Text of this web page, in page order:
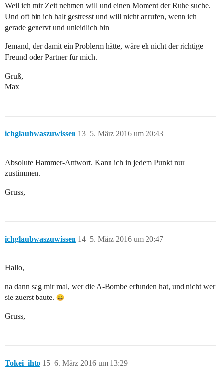
Weil ich mir Zeit nehmen will und einen Moment der Ruhe suche.
Und oft bin ich halt gestresst und will nicht anrufen, wenn ich
gerade genervt und unleidlich bin.
Jemand, der damit ein Problerm hätte, wäre eh nicht der richtige
Freund oder Partner für mich.
Gruß,
Max
ichglaubwaszuwissen 5. März 2016 um 20:43
13
Absolute Hammer-Antwort. Kann ich in jedem Punkt nur
zustimmen.
Gruss,
ichglaubwaszuwissen 5. März 2016 um 20:47
14
Hallo,
na dann sag mir mal, wer die A-Bombe erfunden hat, und nicht wer
sie zuerst baute.
Gruss,
Tokei_ihto 6. März 2016 um 13:29
15